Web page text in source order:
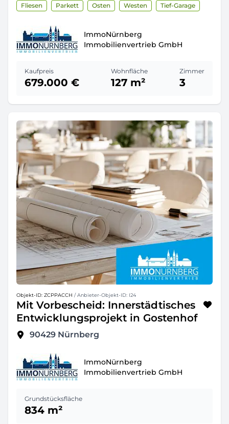
Fliesen
Parkett Osten Westen Tief-Garage
ImmoNürnberg
Immobilienvertrieb GmbH
Kaufpreis
679.000 €
Wohnfläche
127 m²
Zimmer
3
Objekt-ID: ZCPPACCH / Anbieter-Objekt-ID: I24
Mit Vorbescheid: Innerstädtisches
Entwicklungsprojekt in Gostenhof
90429 Nürnberg
ImmoNürnberg
Immobilienvertrieb GmbH
Grundstücksfläche
834 m²